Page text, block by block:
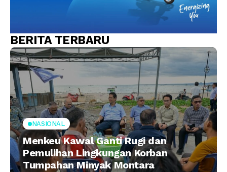
BERITA TERBARU
NASIONAL
Menkeu Kawal Ganti Rugi dan
Pemulihan Lingkungan Korban
Tumpahan Minyak Montara